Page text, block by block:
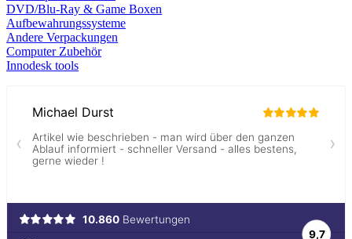
DVD/Blu-Ray & Game Boxen
Aufbewahrungssysteme
Andere Verpackungen
Computer Zubehör
Innodesk tools